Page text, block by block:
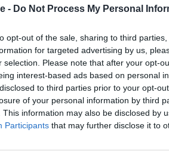
- Do Not Process My Personal
opt-out of the sale, sharing to third
for targeted advertising by us,
selection. Please note that after your opt-
interest-based ads based on personal
to third parties prior to your opt-
of your personal information by third
This information may also be disclosed by
Participants that may further disclose it to